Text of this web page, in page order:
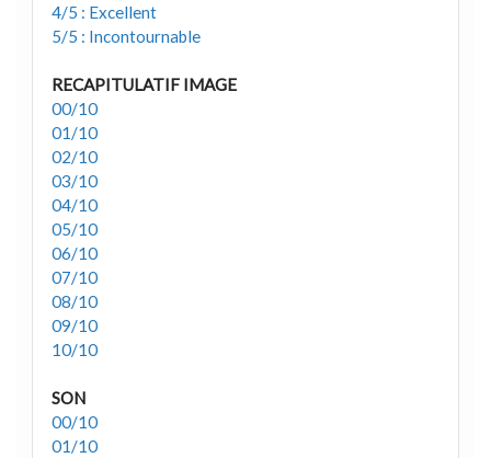
4/5 : Excellent
5/5 : Incontournable
RECAPITULATIF IMAGE
00/10
01/10
02/10
03/10
04/10
05/10
06/10
07/10
08/10
09/10
10/10
SON
00/10
01/10